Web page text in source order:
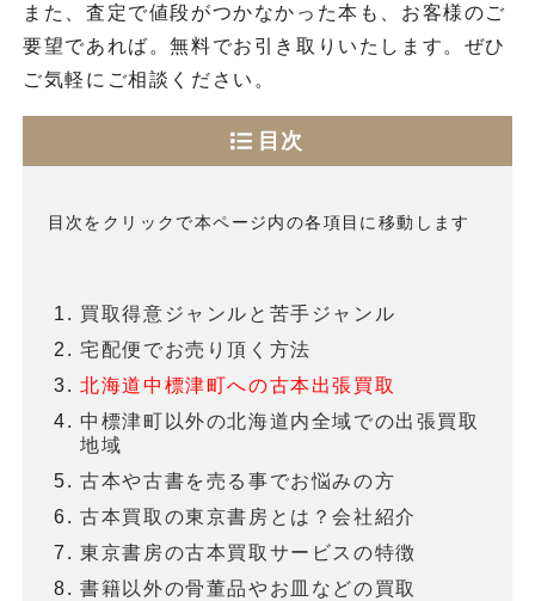
また、査定で値段がつかなかった本も、お客様のご
要望であれば。無料でお引き取りいたします。ぜひ
ご気軽にご相談ください。
目次
目次をクリックで本ページ内の各項目に移動します
買取得意ジャンルと苦手ジャンル
宅配便でお売り頂く方法
北海道中標津町への古本出張買取
中標津町以外の北海道内全域での出張買取
地域
古本や古書を売る事でお悩みの方
古本買取の東京書房とは？会社紹介
東京書房の古本買取サービスの特徴
書籍以外の骨董品やお皿などの買取